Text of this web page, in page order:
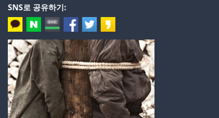
SNS로 공유하기: